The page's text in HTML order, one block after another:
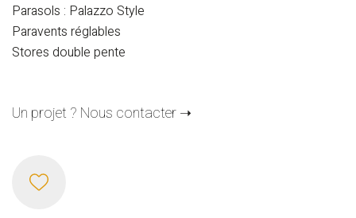
Parasols : Palazzo Style
Paravents réglables
Stores double pente
Un projet ? Nous contacter